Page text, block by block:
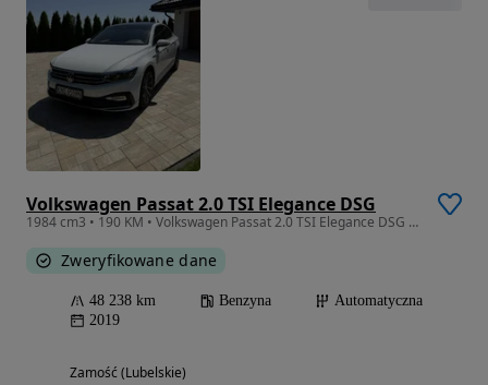
Volkswagen Passat 2.0 TSI Elegance DSG
1984 cm3 • 190 KM • Volkswagen Passat 2.0 TSI Elegance DSG R-Line
Zweryfikowane dane
48 238 km Benzyna
Automatyczna
2019
Zamość (Lubelskie)